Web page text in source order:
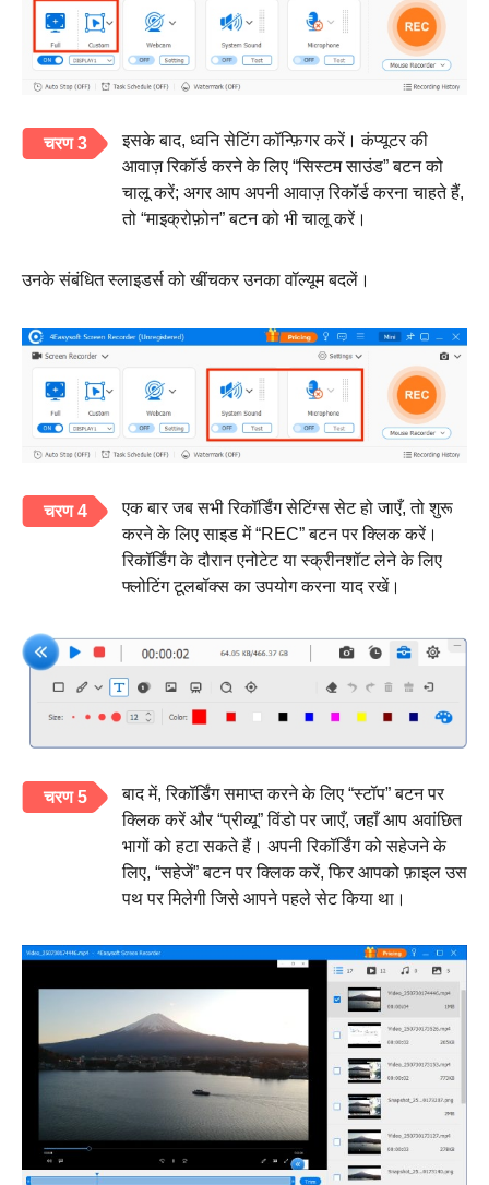
चरण 3
इसके बाद, ध्वनि सेटिंग कॉन्फ़िगर करें। कंप्यूटर की
आवाज़ रिकॉर्ड करने के लिए “सिस्टम साउंड” बटन को
चालू करें; अगर आप अपनी आवाज़ रिकॉर्ड करना चाहते हैं,
तो “माइक्रोफ़ोन” बटन को भी चालू करें।
उनके संबंधित स्लाइडर्स को खींचकर उनका वॉल्यूम बदलें।
चरण 4
एक बार जब सभी रिकॉर्डिंग सेटिंग्स सेट हो जाएँ, तो शुरू
करने के लिए साइड में “REC” बटन पर क्लिक करें।
रिकॉर्डिंग के दौरान एनोटेट या स्क्रीनशॉट लेने के लिए
फ्लोटिंग टूलबॉक्स का उपयोग करना याद रखें।
चरण 5
बाद में, रिकॉर्डिंग समाप्त करने के लिए “स्टॉप” बटन पर
क्लिक करें और “प्रीव्यू” विंडो पर जाएँ, जहाँ आप अवांछित
भागों को हटा सकते हैं। अपनी रिकॉर्डिंग को सहेजने के
लिए, “सहेजें” बटन पर क्लिक करें, फिर आपको फ़ाइल उस
पथ पर मिलेगी जिसे आपने पहले सेट किया था।